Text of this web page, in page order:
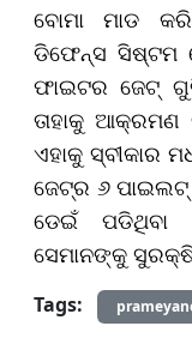
ବୋମା ମାଡ
ଡିଫେନ୍ସ ସିଷ୍ଟମ
ଫାଇଟର ଜେଟ୍‌
ତାହାକୁ
ଏହାକୁ ସ୍ବୀକାର
ଜେଟ୍‌ର ୬ ପାଇଲଟ୍‌
ଡେଇଁ ପଡିଥିବା
ସେମାନଙ୍କୁ
Tags: